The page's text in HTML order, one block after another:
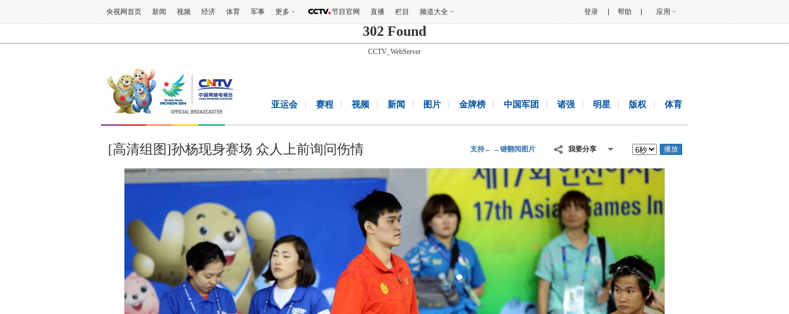
央视网首页 新闻 视频 经济 体育 军事 更多 节目官网 直播 栏目 频道大全 帮助 应用
登录
302 Found
CCTV_WebServer
亚运会 赛程 视频 新闻 图片 金牌榜 中国军团 诸强 明星 版权 体育
[高清组图]孙杨现身赛场 众人上前询问伤情 支持← →键翻阅图片 我要分享 播放